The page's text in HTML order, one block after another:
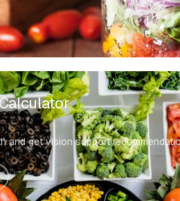
and get vision support